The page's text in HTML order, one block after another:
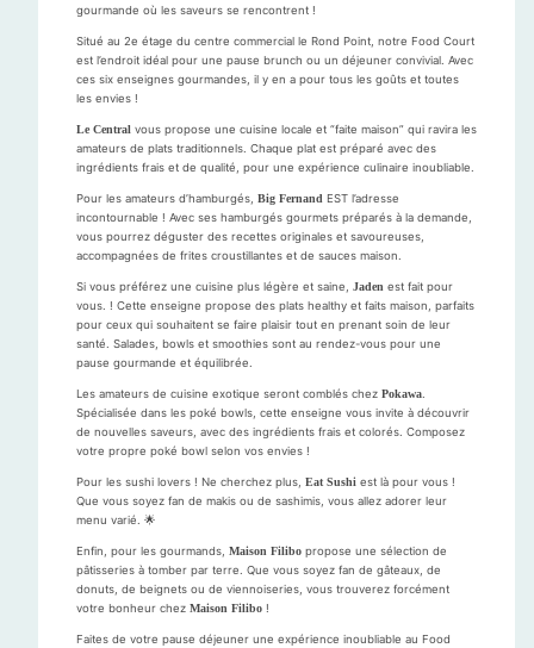
gourmande où les saveurs se rencontrent !
Situé au 2e étage du centre commercial le Rond Point, notre Food Court
est l’endroit idéal pour une pause brunch ou un déjeuner convivial. Avec
ces six enseignes gourmandes, il y en a pour tous les goûts et toutes
les envies !
Le Central vous propose une cuisine locale et “faite maison” qui ravira les
amateurs de plats traditionnels. Chaque plat est préparé avec des
ingrédients frais et de qualité, pour une expérience culinaire inoubliable.
Pour les amateurs d’hamburgés, Big Fernand EST l’adresse
incontournable ! Avec ses hamburgés gourmets préparés à la demande,
vous pourrez déguster des recettes originales et savoureuses,
accompagnées de frites croustillantes et de sauces maison.
Si vous préférez une cuisine plus légère et saine, Jaden est fait pour
vous. ! Cette enseigne propose des plats healthy et faits maison, parfaits
pour ceux qui souhaitent se faire plaisir tout en prenant soin de leur
santé. Salades, bowls et smoothies sont au rendez-vous pour une
pause gourmande et équilibrée.
Les amateurs de cuisine exotique seront comblés chez Pokawa
Spécialisée dans les poké bowls, cette enseigne vous invite à découvrir
de nouvelles saveurs, avec des ingrédients frais et colorés. Composez
votre propre poké bowl selon vos envies !
Pour les sushi lovers ! Ne cherchez plus, Eat Sushi est là pour vous !
Que vous soyez fan de makis ou de sashimis, vous allez adorer leur
menu varié. 🌟
Enfin, pour les gourmands, Maison Filibo propose une sélection de
pâtisseries à tomber par terre. Que vous soyez fan de gâteaux, de
donuts, de beignets ou de viennoiseries, vous trouverez forcément
votre bonheur chez Maison Filibo !
Faites de votre pause déjeuner une expérience inoubliable au Food